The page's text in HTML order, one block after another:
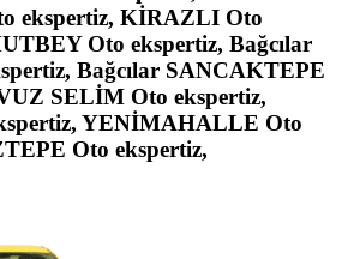
ekspertiz, KİRAZLI Oto
Oto ekspertiz, Bağcılar
Bağcılar SANCAKTEPE
SELİM Oto ekspertiz,
YENİMAHALLE Oto
Oto ekspertiz,